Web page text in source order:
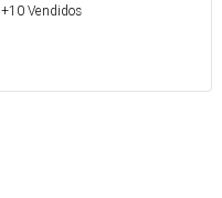
+10 Vendidos